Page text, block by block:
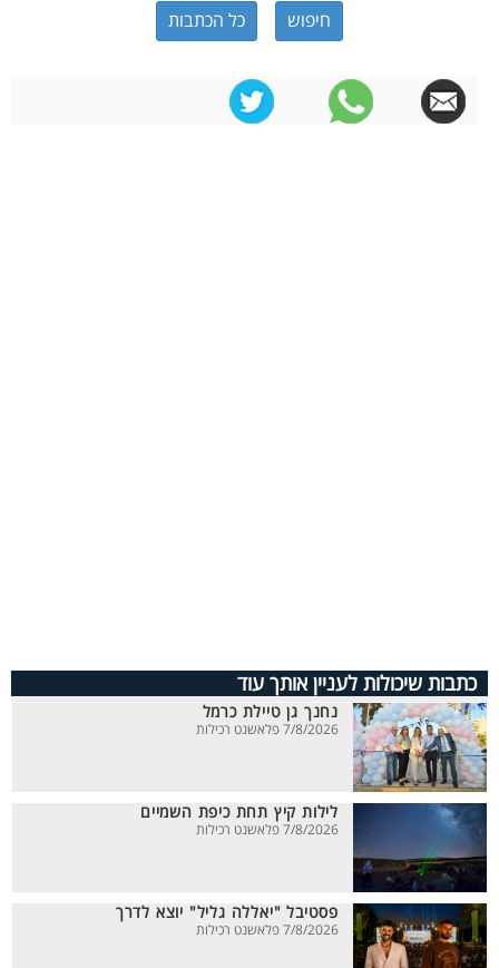
כל הכתבות
כתבות שיכולות לעניין אותך עוד
נחנך גן טיילת כרמל
7/8/2026 פלאשנט רכילות
לילות קיץ תחת כיפת השמיים
7/8/2026 פלאשנט רכילות
פסטיבל "יאללה גליל" יוצא לדרך
7/8/2026 פלאשנט רכילות